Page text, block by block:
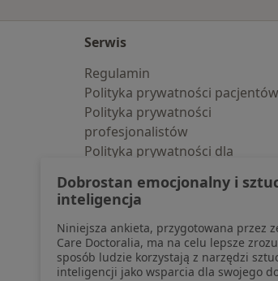
Serwis
Regulamin
Polityka prywatności pacjentów
Polityka prywatności
profesjonalistów
Polityka prywatności dla
pozyskaliśmy samodzielnie
Polityka cookies
Jak działają wyniki
Dostępność
O nas
Dobrostan emocjonalny i
inteligencja
Niniejsza ankieta, przygotowana przez
Care Doctoralia, ma na celu lepsze
sposób ludzie korzystają z narzędzi
inteligencji jako wsparcia dla swojego